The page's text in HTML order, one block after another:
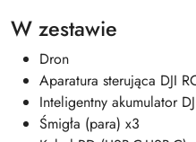
W zestawie
Dron
Aparatura sterująca DJI
Inteligentny akumulator
Śmigła (para) x3